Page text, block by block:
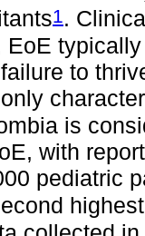
1 .
EoE
to
is
with
pediatric